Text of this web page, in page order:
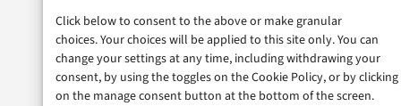
Click below to consent to the above or make granular
choices. Your choices will be applied to this site only. You can
change your settings at any time, including withdrawing your
consent, by using the toggles on the Cookie Policy, or by clicking
on the manage consent button at the bottom of the screen.